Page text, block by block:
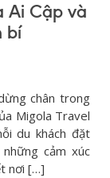
Ai Cập và
bí
chân trong
Migola Travel
du khách đặt
cảm xúc
nơi […]